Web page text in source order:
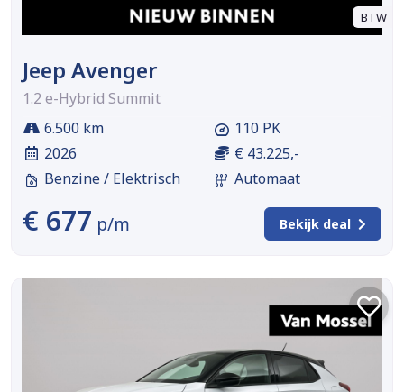
BTW
Jeep Avenger
1.2 e-Hybrid Summit
6.500 km
2026
Benzine / Elektrisch
110 PK
€ 43.225,-
Automaat
€ 677 p/m Bekijk deal